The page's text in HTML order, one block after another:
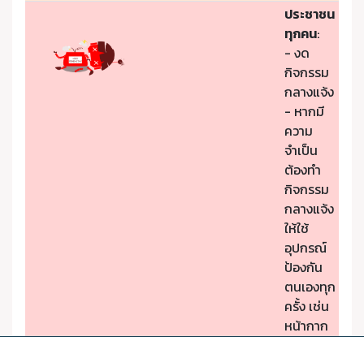
ประชาชน
ทุกคน:
- งด
กิจกรรม
กลางแจ้ง
- หากมี
ความ
จำเป็น
ต้องทำ
กิจกรรม
กลางแจ้ง
ให้ใช้
อุปกรณ์
ป้องกัน
ตนเองทุก
ครั้ง เช่น
หน้ากาก